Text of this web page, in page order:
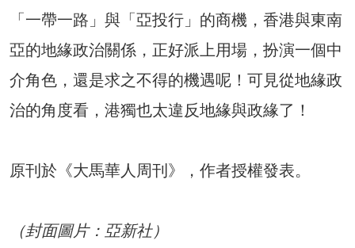
「一帶一路」與「亞投行」的商機，香港與東南
亞的地緣政治關係，正好派上用場，扮演一個中
介角色，還是求之不得的機遇呢！可見從地緣政
治的角度看，港獨也太違反地緣與政緣了！
原刊於《大馬華人周刊》，作者授權發表。
（封面圖片：亞新社）